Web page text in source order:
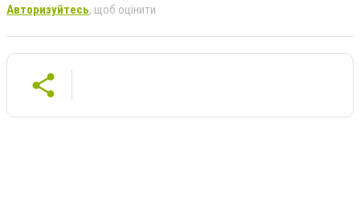
Авторизуйтесь, щоб оцінити